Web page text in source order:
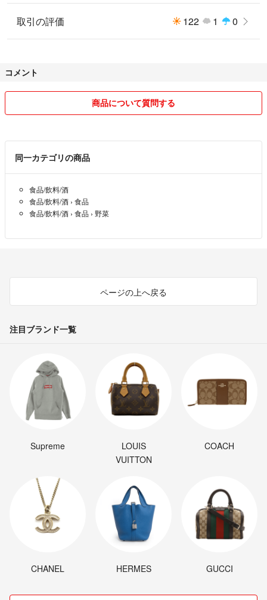
取引の評価 122 1 0
コメント
商品について質問する
同一カテゴリの商品
食品/飲料/酒
食品/飲料/酒 › 食品
食品/飲料/酒 › 食品 › 野菜
ページの上へ戻る
注目ブランド一覧
Supreme
LOUIS
VUITTON
COACH
CHANEL HERMES GUCCI